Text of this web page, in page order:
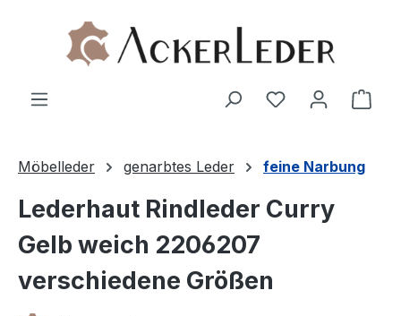
Zum Hauptinhalt springen
Möbelleder genarbtes Leder feine Narbung
Lederhaut Rindleder Curry
Gelb weich 2206207
verschiedene Größen